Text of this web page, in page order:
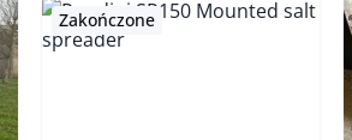
Zakończone